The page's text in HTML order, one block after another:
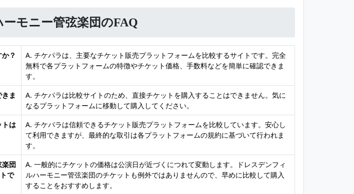
ーモニー管弦楽団のFAQ
？
A. チケパラは、主要なチケット販売プラットフォームを比較するサイトです。完全
無料で各プラットフォームの特徴やチケット価格、手数料などを簡単に確認できま
す。
ま
A. チケパラは比較サイトのため、直接チケットを購入することはできません。気に
なるプラットフォームに移動して購入してください。
トは
A. チケパラは信頼できるチケット販売プラットフォームを比較しています。安心し
て利用できますが、最終的な取引は各プラットフォームの規約に基づいて行われま
す。
団
で
A. 一般的にチケットの価格は公演日が近づくにつれて変動します。ドレスデンフィ
ルハーモニー管弦楽団のチケットも例外ではありませんので、早めに比較して購入
することをおすすめします。